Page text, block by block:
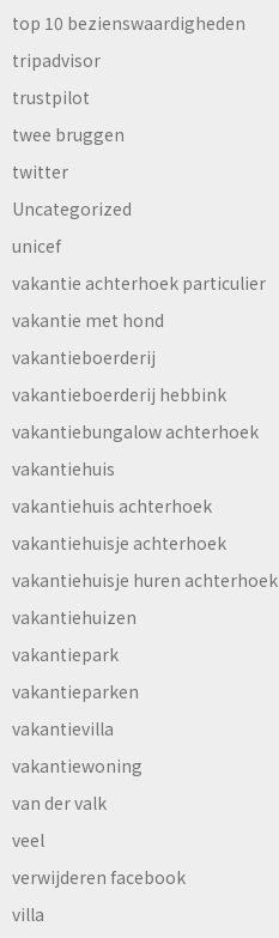
top 10 bezienswaardigheden
tripadvisor
trustpilot
twee bruggen
twitter
Uncategorized
unicef
vakantie achterhoek particulier
vakantie met hond
vakantieboerderij
vakantieboerderij hebbink
vakantiebungalow achterhoek
vakantiehuis
vakantiehuis achterhoek
vakantiehuisje achterhoek
vakantiehuisje huren achterhoek
vakantiehuizen
vakantiepark
vakantieparken
vakantievilla
vakantiewoning
van der valk
veel
verwijderen facebook
villa